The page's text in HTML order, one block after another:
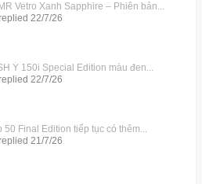
Vetro Xanh Sapphire – Phiên bản...
22/7/26
Ý 150i Special Edition màu đen...
22/7/26
Final Edition tiếp tục có thêm...
21/7/26